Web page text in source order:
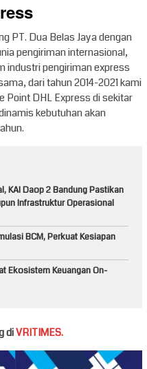
PT. Dua Belas Jaya dengan
pengiriman internasional,
industri pengiriman express
dari tahun 2014-2021 kami
Point DHL Express di sekitar
kebutuhan akan
KAI Daop 2 Bandung Pastikan
Infrastruktur Operasional
BCM, Perkuat Kesiapan
Ekosistem Keuangan On-
diVRITIMES.